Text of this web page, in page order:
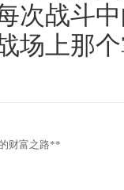
次战斗
场上那
财富之路**